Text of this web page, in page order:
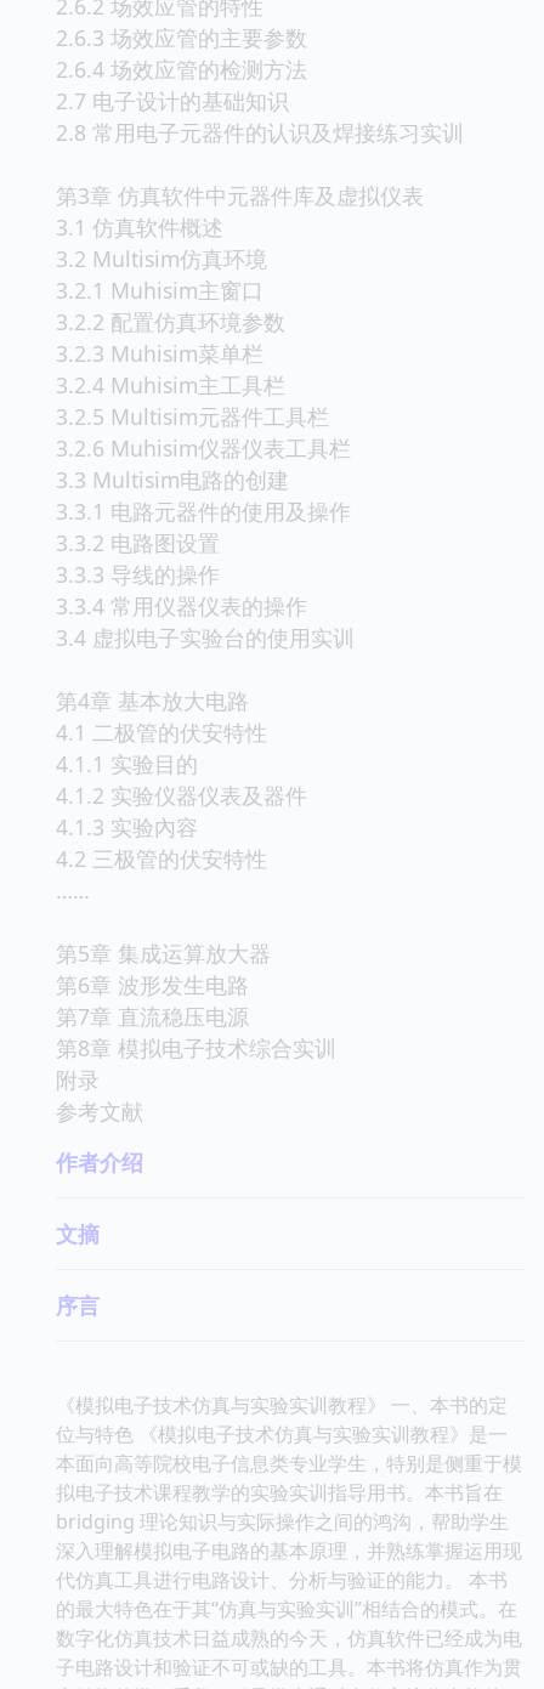
2.6.2 场效应管的特性
2.6.3 场效应管的主要参数
2.6.4 场效应管的检测方法
2.7 电子设计的基础知识
2.8 常用电子元器件的认识及焊接练习实训
第3章 仿真软件中元器件库及虚拟仪表
3.1 仿真软件概述
3.2 Multisim仿真环境
3.2.1 Muhisim主窗口
3.2.2 配置仿真环境参数
3.2.3 Muhisim菜单栏
3.2.4 Muhisim主工具栏
3.2.5 Multisim元器件工具栏
3.2.6 Muhisim仪器仪表工具栏
3.3 Multisim电路的创建
3.3.1 电路元器件的使用及操作
3.3.2 电路图设置
3.3.3 导线的操作
3.3.4 常用仪器仪表的操作
3.4 虚拟电子实验台的使用实训
第4章 基本放大电路
4.1 二极管的伏安特性
4.1.1 实验目的
4.1.2 实验仪器仪表及器件
4.1.3 实验內容
4.2 三极管的伏安特性
……
第5章 集成运算放大器
第6章 波形发生电路
第7章 直流稳压电源
第8章 模拟电子技术综合实训
附录
参考文献
作者介绍
文摘
序言
《模拟电子技术仿真与实验实训教程》 一、本书的定
位与特色 《模拟电子技术仿真与实验实训教程》是一
本面向高等院校电子信息类专业学生，特别是侧重于模
拟电子技术课程教学的实验实训指导用书。本书旨在
bridging 理论知识与实际操作之间的鸿沟，帮助学生
深入理解模拟电子电路的基本原理，并熟练掌握运用现
代仿真工具进行电路设计、分析与验证的能力。 本书
的最大特色在于其“仿真与实验实训”相结合的模式。在
数字化仿真技术日益成熟的今天，仿真软件已经成为电
子电路设计和验证不可或缺的工具。本书将仿真作为贯